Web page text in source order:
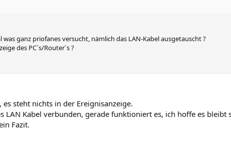
was ganz priofanes versucht, nämlich das LAN-Kabel ausgetauscht ?
des PC´s/Router´s ?
steht nichts in der Ereignisanzeige.
LAN Kabel verbunden, gerade funktioniert es, ich hoffe es bleibt
Fazit.